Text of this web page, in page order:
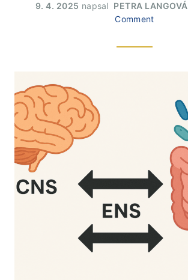
9. 4. 2025 napsal PETRA LANGOVÁ
Comment